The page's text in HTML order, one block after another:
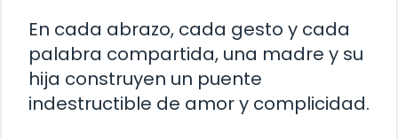
En cada abrazo, cada gesto y cada
palabra compartida, una madre y su
hija construyen un puente
indestructible de amor y complicidad.